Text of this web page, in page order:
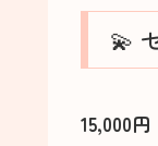
💫
15,000